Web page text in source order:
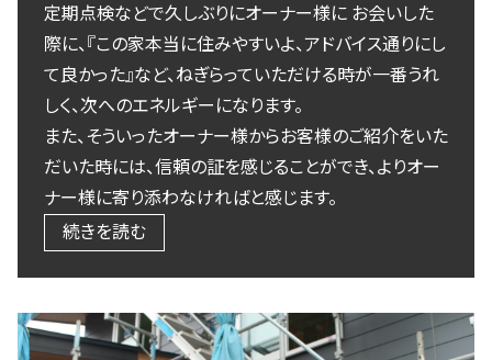
定期点検などで久しぶりにオーナー様に お会いした
際に、『この家本当に住みやすいよ、アドバイス通りにし
て良かった』など、ねぎらっていただける時が一番うれ
しく、次へのエネルギーになります。
また、そういったオーナー様からお客様のご紹介をいた
だいた時には、信頼の証を感じることができ、よりオー
ナー様に寄り添わなければと感じます。
続きを読む